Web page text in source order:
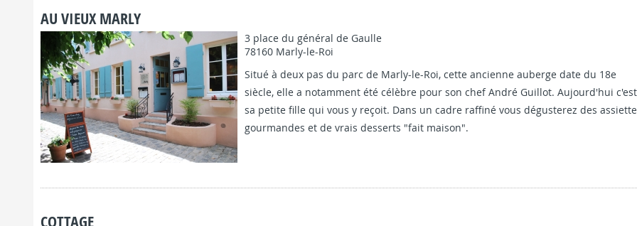
AU VIEUX MARLY
3 place du général de Gaulle
78160 Marly-le-Roi
Situé à deux pas du parc de Marly-le-Roi, cette ancienne auberge date du 18e
siècle, elle a notamment été célèbre pour son chef André Guillot. Aujourd'hui c'est
sa petite fille qui vous y reçoit. Dans un cadre raffiné vous dégusterez des
gourmandes et de vrais desserts "fait maison".
COTTAGE